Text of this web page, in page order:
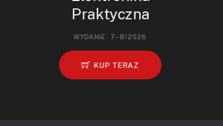
Praktyczna
WYDANIE: 7–8/2026
KUP TERAZ